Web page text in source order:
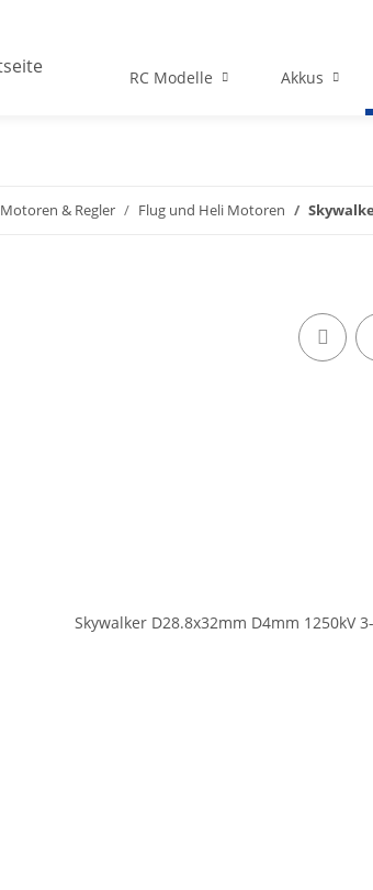
RC Modelle Akkus
Motoren & Regler Flug und Heli Motoren